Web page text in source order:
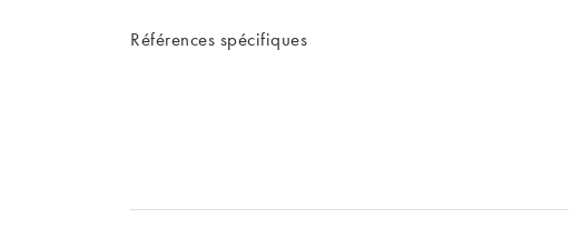
Références spécifiques